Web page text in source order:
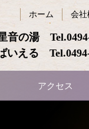
音の湯 Tel.
いえる Tel.
ホーム 会社
アクセス